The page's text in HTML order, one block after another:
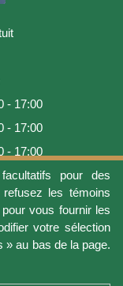
pour des
les témoins
vous fournir les
votre sélection
» au bas de la page.
- 17:00
- 17:00
- 17:00
- 17:00
- 17:00
- 16:00
Fermé